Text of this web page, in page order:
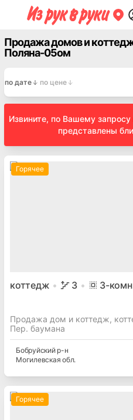
Продажа домов и
Поляна-05ом
по дате по цене
Извините, по Вашему
представлены
Горячее
коттедж 3 3-
Продажа дом и коттедж,
Пер. баумана
Бобруйскийр-н
Могилевская обл.
Горячее